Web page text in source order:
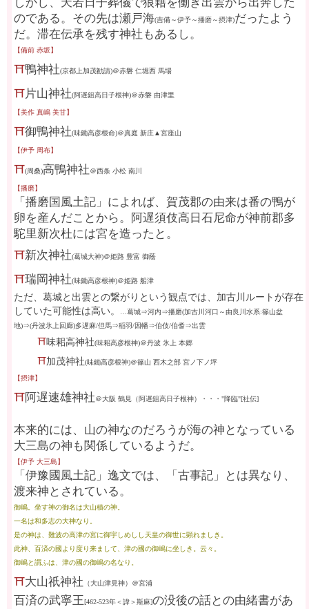
のである。その先は瀬戸海(吉備～伊予～播磨～摂津)だったよう
だ。滞在伝承を残す神社もあるし。
【備前 赤坂】
⛩鴨神社(京都上加茂勧請)＠赤磐 仁堀西 馬場
⛩片山神社(阿遅鉏高日子根神)＠赤磐 由津里
【美作 真嶋 美甘】
⛩御鴨神社(味鋤高彦根命)＠真庭 新庄▲宮座山
【伊予 周布】
⛩(周桑)高鴨神社＠西条 小松 南川
【播磨】
「播磨国風土記」によれば、賀茂郡の由来は番の鴨が
卵を産んだことから。阿遅須伎高日石尼命が神前郡多
駝里新次杜には宮を造ったと。
⛩新次神社(葛城大神)＠姫路 豊富 御蔭
⛩瑞岡神社(味鋤高彦根神)＠姫路 船津
ただ、葛城と出雲との繋がりという観点では、加古川ルートが存在
していた可能性は高い。
…葛城⇒河内⇒播磨(加古川河口～由良川水系:篠山盆
地)⇒(丹波氷上回廊)多遅麻/但馬⇒稲羽/因幡⇒伯伎/伯耆⇒出雲
⛩味耜高神社(味耜高彦根神)＠丹波 氷上 本郷
⛩加茂神社(味鋤高彦根神)＠篠山 西木之部 宮ノ下ノ坪
【摂津】
⛩阿遅速雄神社＠大阪 鶴見（阿遅鉏高日子根神）・・・"降臨"[社伝]
本来的には、山の神なのだろうが海の神となっている
大三島の神も関係しているようだ。
【伊予 大三島】
「伊豫國風土記」逸文では、「古事記」とは異なり、
渡来神とされている。
御嶋。坐す神の御名は大山積の神。
一名は和多志の大神なり。
是の神は、難波の高津の宮に御宇しめしし天皇の御世に顕れましき。
此神、百済の國より度り来まして、津の國の御嶋に坐しき。云々。
御嶋と謂ふは、津の國の御嶋の名なり。
⛩大山祇神社 （大山津見神）＠宮浦
百済の武寧王[462-523年＜諱＞斯麻]の没後の話との由緒書があ